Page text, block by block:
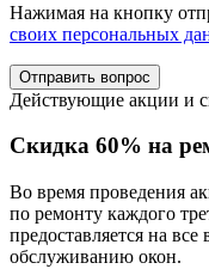
Нажимая на кнопку
своих персональных
Действующие акции и
Скидка 60% на
Во время проведения
по ремонту каждого
предоставляется на
обслуживанию окон.